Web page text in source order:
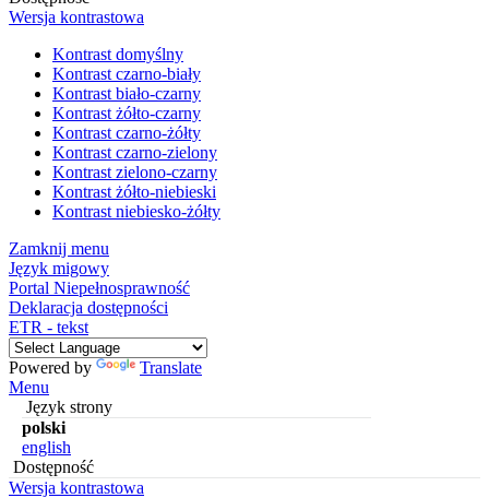
Wersja kontrastowa
Kontrast domyślny
Kontrast czarno-biały
Kontrast biało-czarny
Kontrast żółto-czarny
Kontrast czarno-żółty
Kontrast czarno-zielony
Kontrast zielono-czarny
Kontrast żółto-niebieski
Kontrast niebiesko-żółty
Zamknij menu
Język migowy
Portal Niepełnosprawność
Deklaracja dostępności
ETR - tekst
Powered by
Translate
Menu
Język strony
polski
english
Dostępność
Wersja kontrastowa